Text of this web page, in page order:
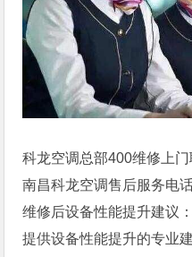
科龙空调总部400维修上
南昌科龙空调售后服务电
维修后设备性能提升建议
提供设备性能提升的专业